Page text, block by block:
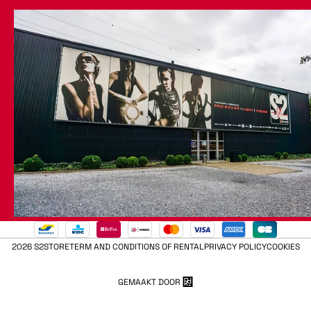
2026 S2STORETERM AND CONDITIONS OF RENTALPRIVACY POLICYCOOKIES
GEMAAKT DOOR